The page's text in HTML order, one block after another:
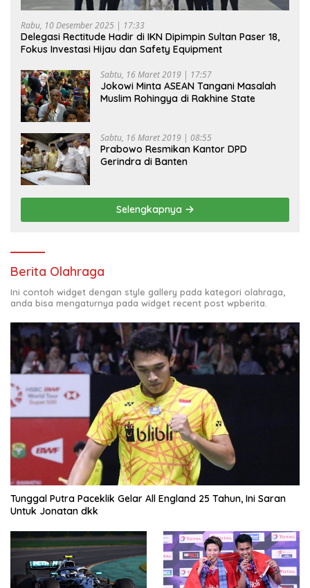
Rabu, 10 Desember 2025 | 17:33
Delegasi Rectitude Hadir di IKN Dipimpin Sultan Paser 18,
Fokus Investasi Hijau dan Safety Equipment
Sabtu, 16 Maret 2019 | 17:57
Jokowi Minta ASEAN Tangani Masalah
Muslim Rohingya di Rakhine State
Sabtu, 16 Maret 2019 | 08:55
Prabowo Resmikan Kantor DPD
Gerindra di Banten
Selengkapnya
Berita Olahraga
Ini contoh widget dengan style gallery pada kategori olahraga,
anda bisa mengaturnya pada widget recent post wpberita.
Tunggal Putra Paceklik Gelar All England 25 Tahun, Ini Saran
Untuk Jonatan dkk